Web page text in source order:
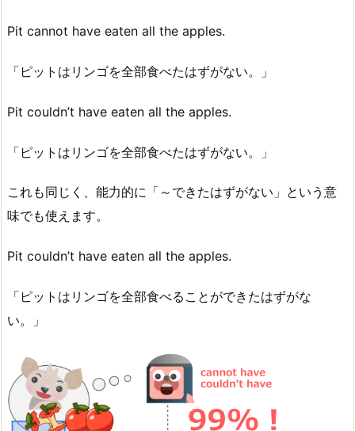
Pit cannot have eaten all the apples.
「ピットはリンゴを全部食べたはずがない。」
Pit couldn’t have eaten all the apples.
「ピットはリンゴを全部食べたはずがない。」
これも同じく、能力的に「～できたはずがない」という意
味でも使えます。
Pit couldn’t have eaten all the apples.
「ピットはリンゴを全部食べることができたはずがな
い。」